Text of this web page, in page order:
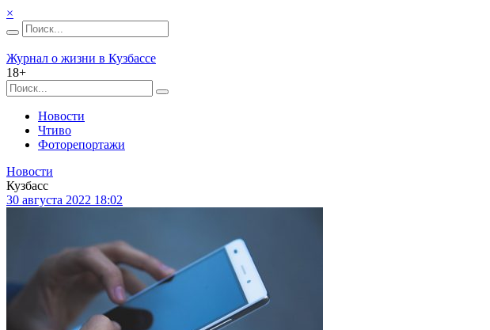
×
Журнал о жизни в Кузбассе
18+
Новости
Чтиво
Фоторепортажи
Новости
Кузбасс
30 августа 2022 18:02